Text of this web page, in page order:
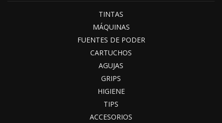
TINTAS
MÁQUINAS
FUENTES DE PODER
CARTUCHOS
AGUJAS
GRIPS
HIGIENE
TIPS
ACCESORIOS